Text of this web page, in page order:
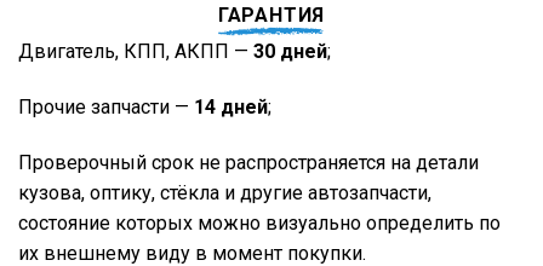
ГАРАНТИЯ
Двигатель, КПП, АКПП — 30 дней;
Прочие запчасти — 14 дней;
Проверочный срок не распространяется на детали
кузова, оптику, стёкла и другие автозапчасти,
состояние которых можно визуально определить по
их внешнему виду в момент покупки.